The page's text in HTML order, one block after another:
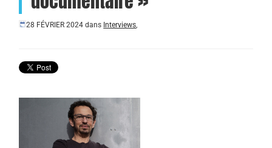
28 FÉVRIER 2024 dans Interviews,